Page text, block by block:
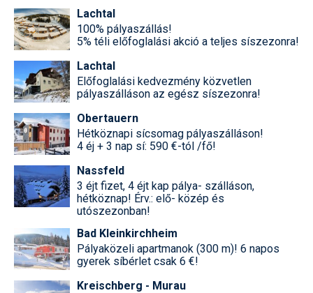
Lachtal
100% pályaszállás!
5% téli előfoglalási akció a teljes síszezonra!
Lachtal
Előfoglalási kedvezmény közvetlen
pályaszálláson az egész síszezonra!
Obertauern
Hétköznapi sícsomag pályaszálláson!
4 éj + 3 nap sí: 590 €-tól /fő!
Nassfeld
3 éjt fizet, 4 éjt kap pálya- szálláson,
hétköznap! Érv.: elő- közép és
utószezonban!
Bad Kleinkirchheim
Pályaközeli apartmanok (300 m)! 6 napos
gyerek síbérlet csak 6 €!
Kreischberg - Murau